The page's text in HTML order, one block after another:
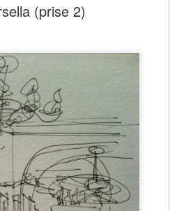
(prise 2)